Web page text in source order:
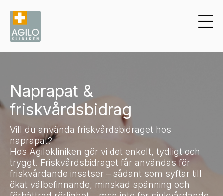
Naprapat &
friskvårdsbidrag
Vill du använda friskvårdsbidraget hos
naprapat?
Hos Agilokliniken gör vi det enkelt, tydligt och
tryggt. Friskvårdsbidraget får användas för
friskvårdande insatser – sådant som syftar till
ökat välbefinnande, minskad spänning och